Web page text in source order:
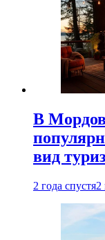
В
вид
2 года спустя2